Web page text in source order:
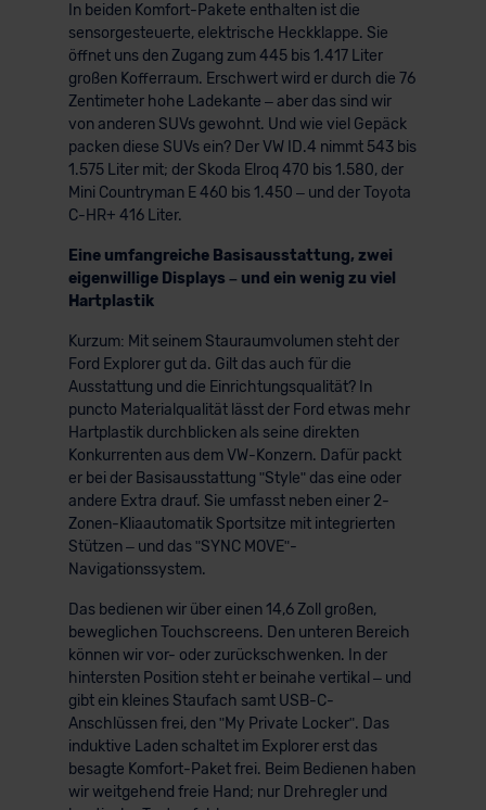
In beiden Komfort-Pakete enthalten ist die
sensorgesteuerte, elektrische Heckklappe. Sie
öffnet uns den Zugang zum 445 bis 1.417 Liter
großen Kofferraum. Erschwert wird er durch die 76
Zentimeter hohe Ladekante – aber das sind wir
von anderen SUVs gewohnt. Und wie viel Gepäck
packen diese SUVs ein? Der VW ID.4 nimmt 543 bis
1.575 Liter mit; der Skoda Elroq 470 bis 1.580, der
Mini Countryman E 460 bis 1.450 – und der Toyota
C-HR+ 416 Liter.
Eine umfangreiche Basisausstattung, zwei
eigenwillige Displays – und ein wenig zu viel
Hartplastik
Kurzum: Mit seinem Stauraumvolumen steht der
Ford Explorer gut da. Gilt das auch für die
Ausstattung und die Einrichtungsqualität? In
puncto Materialqualität lässt der Ford etwas mehr
Hartplastik durchblicken als seine direkten
Konkurrenten aus dem VW-Konzern. Dafür packt
er bei der Basisausstattung ʺStyleʺ das eine oder
andere Extra drauf. Sie umfasst neben einer 2-
Zonen-Kliaautomatik Sportsitze mit integrierten
Stützen – und das ʺSYNC MOVEʺ-
Navigationssystem.
Das bedienen wir über einen 14,6 Zoll großen,
beweglichen Touchscreens. Den unteren Bereich
können wir vor- oder zurückschwenken. In der
hintersten Position steht er beinahe vertikal – und
gibt ein kleines Staufach samt USB-C-
Anschlüssen frei, den ʺMy Private Lockerʺ. Das
induktive Laden schaltet im Explorer erst das
besagte Komfort-Paket frei. Beim Bedienen haben
wir weitgehend freie Hand; nur Drehregler und